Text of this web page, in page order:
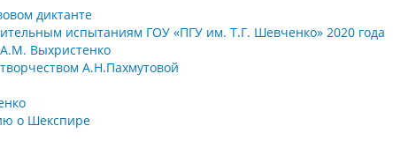
диктанте
испытаниям ГОУ «ПГУ им. Т.Г. Шевченко» 2020 года
Выхристенко
А.Н.Пахмутовой
о Шекспире